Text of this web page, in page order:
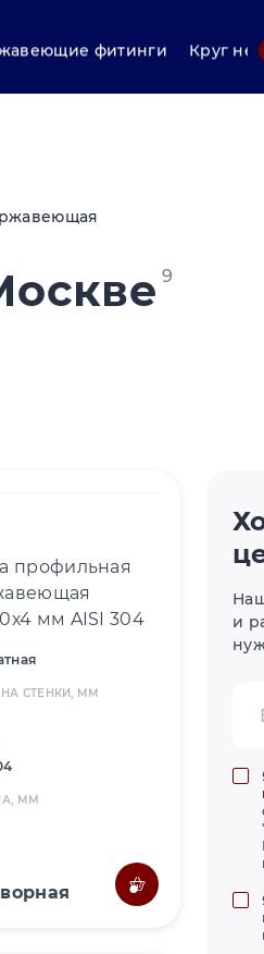
фитинги Круг
9
профильная
мм AISI 304
СТЕНКИ, ММ
ММ
и